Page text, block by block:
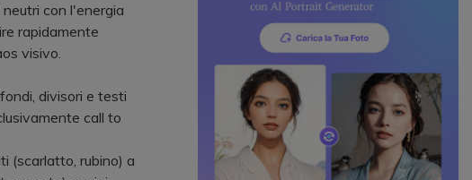
con l'energia
rapidamente
visivo.
divisori e testi
call to
(scarlatto, rubino) a